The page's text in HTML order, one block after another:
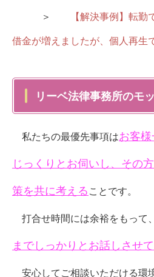
＞ 【解決事例】転勤
借金が増えましたが、個人再生
リーベ法律事務所のモ
私たちの最優先事項はお客
じっくりとお伺いし、その
策を共に考える ことです。
打合せ時間には余裕をもって、
までしっかりとお話しさせ
安心してご相談いただける環